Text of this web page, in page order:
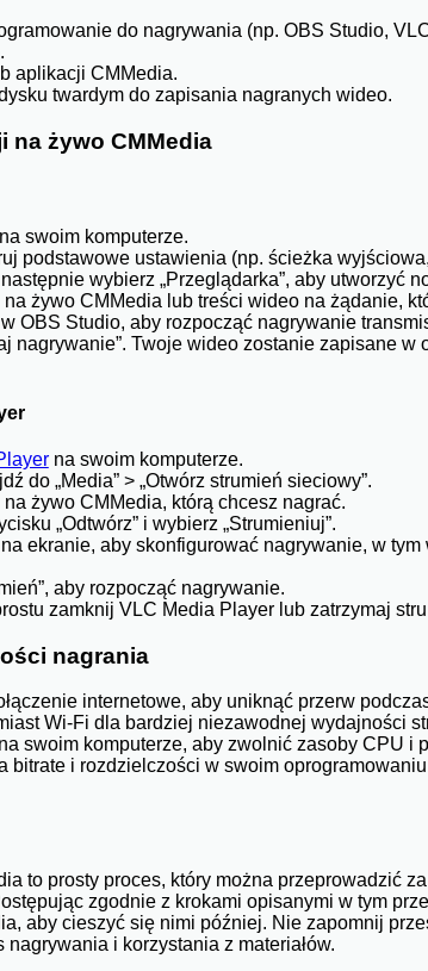
do nagrywania (np. OBS Studio,
aplikacji CMMedia.
twardym do zapisania nagranych wideo.
na żywo CMMedia
swoim komputerze.
podstawowe ustawienia (np. ścieżka
wybierz „Przeglądarka”, aby utworzyć
żywo CMMedia lub treści wideo na żądanie,
OBS Studio, aby rozpocząć nagrywanie
nagrywanie”. Twoje wideo zostanie zapisane w
na swoim komputerze.
do „Media” > „Otwórz strumień sieciowy”.
żywo CMMedia, którą chcesz nagrać.
„Odtwórz” i wybierz „Strumieniuj”.
ekranie, aby skonfigurować nagrywanie, w tym
aby rozpocząć nagrywanie.
zamknij VLC Media Player lub zatrzymaj
nagrania
internetowe, aby uniknąć przerw
Wi-Fi dla bardziej niezawodnej wydajności
swoim komputerze, aby zwolnić zasoby CPU i
bitrate i rozdzielczości w swoim
to prosty proces, który można przeprowadzić
zgodnie z krokami opisanymi w tym
aby cieszyć się nimi później. Nie zapomnij
i korzystania z materiałów.